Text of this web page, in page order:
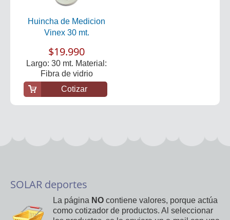
Huincha de Medicion
Vinex 30 mt.
$19.990
Largo: 30 mt. Material:
Fibra de vidrio
Cotizar
SOLAR deportes
La página NO contiene valores, porque actúa
como cotizador de productos. Al seleccionar